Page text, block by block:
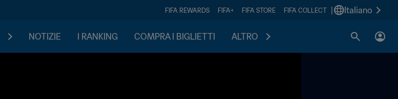
FIFA REWARDS FIFA+ FIFA STORE FIFA COLLECT Italiano
NOTIZIE I RANKING COMPRA I BIGLIETTI ALTRO